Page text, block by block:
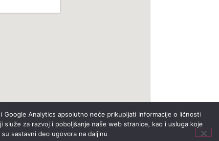
Analytics apsolutno neće prikupljati informacije o ličnosti
za razvoj i poboljšanje naše web stranice, kao i usluga koje
sastavni deo ugovora na daljinu